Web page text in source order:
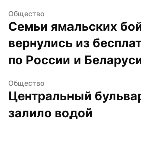
Общество
Семьи ямальских
вернулись из
по России и
Общество
Центральный
залило водой